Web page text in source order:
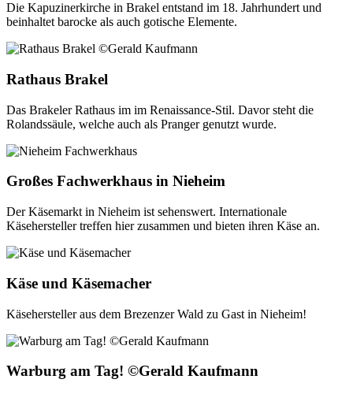
Die Kapuzinerkirche in Brakel entstand im 18. Jahrhundert und
beinhaltet barocke als auch gotische Elemente.
Rathaus Brakel
Das Brakeler Rathaus im im Renaissance-Stil. Davor steht die
Rolandssäule, welche auch als Pranger genutzt wurde.
Großes Fachwerkhaus in Nieheim
Der Käsemarkt in Nieheim ist sehenswert. Internationale
Käsehersteller treffen hier zusammen und bieten ihren Käse an.
Käse und Käsemacher
Käsehersteller aus dem Brezenzer Wald zu Gast in Nieheim!
Warburg am Tag! ©Gerald Kaufmann